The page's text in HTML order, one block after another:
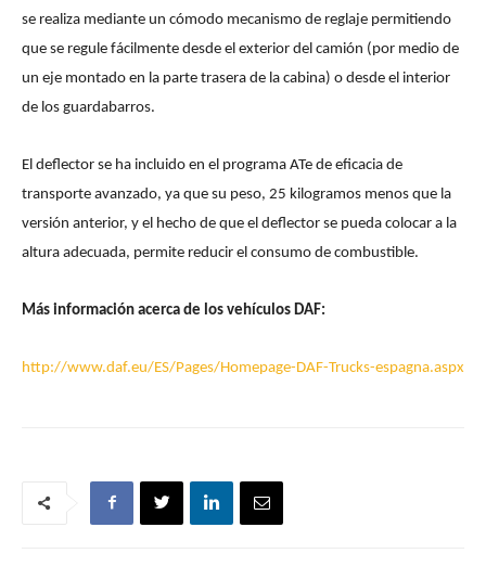
se realiza mediante un cómodo mecanismo de reglaje permitiendo
que se regule fácilmente desde el exterior del camión (por medio de
un eje montado en la parte trasera de la cabina) o desde el interior
de los guardabarros.
El deflector se ha incluido en el programa ATe de eficacia de
transporte avanzado, ya que su peso, 25 kilogramos menos que la
versión anterior, y el hecho de que el deflector se pueda colocar a la
altura adecuada, permite reducir el consumo de combustible.
Más información acerca de los vehículos DAF:
http://www.daf.eu/ES/Pages/Homepage-DAF-Trucks-espagna.aspx